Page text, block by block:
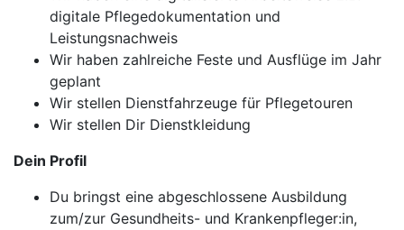
digitale Pflegedokumentation und
Leistungsnachweis
Wir haben zahlreiche Feste und Ausflüge im Jahr
geplant
Wir stellen Dienstfahrzeuge für Pflegetouren
Wir stellen Dir Dienstkleidung
Dein Profil
Du bringst eine abgeschlossene Ausbildung
zum/zur Gesundheits- und Krankenpfleger:in,